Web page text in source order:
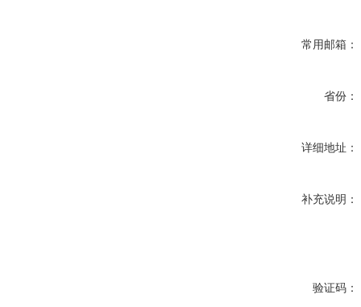
常用邮箱：
省份：
详细地址：
补充说明：
验证码：